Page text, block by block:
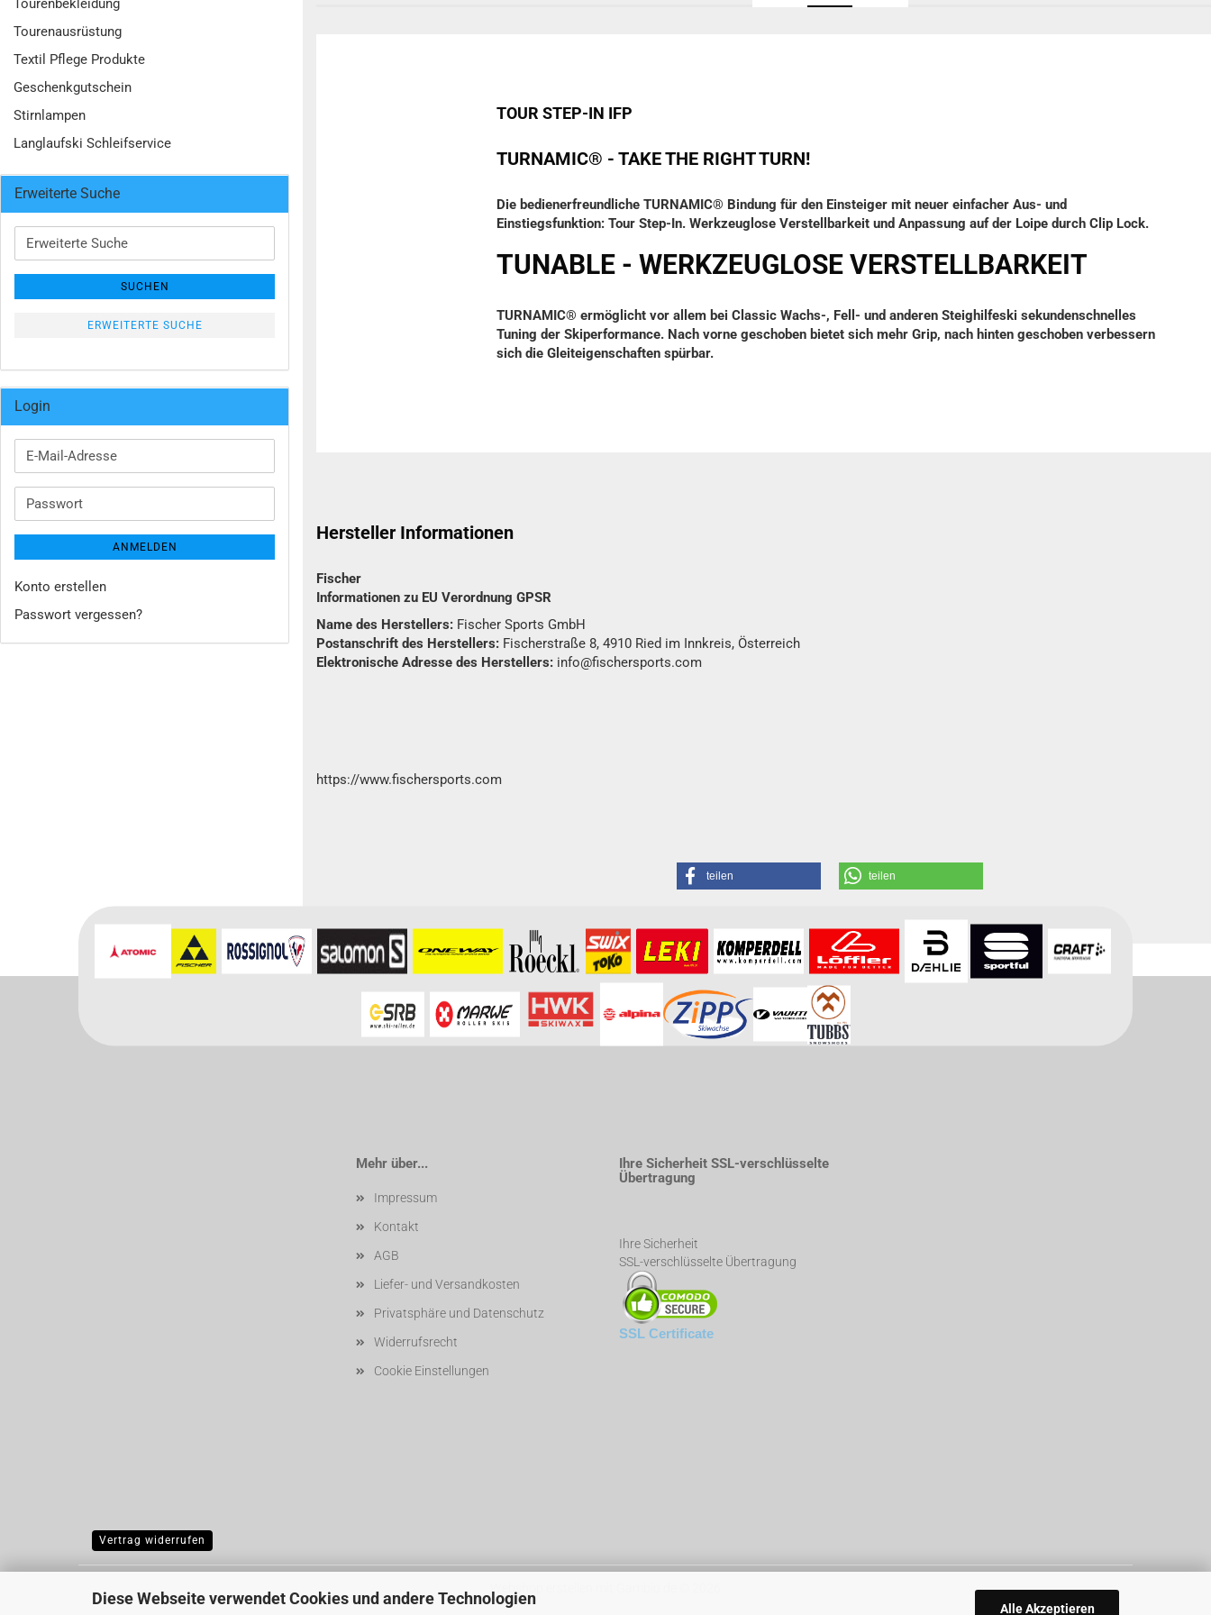
Diese Webseite verwendet Cookies und andere Technologien
Alle Akzeptieren
TOUR STEP-IN IFP
TURNAMIC® - TAKE THE RIGHT TURN!
Die bedienerfreundliche TURNAMIC® Bindung für den Einsteiger mit neuer einfacher Aus- und
Einstiegsfunktion: Tour Step-In. Werkzeuglose Verstellbarkeit und Anpassung auf der Loipe durch Clip Lock.
TUNABLE - WERKZEUGLOSE VERSTELLBARKEIT
TURNAMIC® ermöglicht vor allem bei Classic Wachs-, Fell- und anderen Steighilfeski sekundenschnelles
Tuning der Skiperformance. Nach vorne geschoben bietet sich mehr Grip, nach hinten geschoben verbessern
sich die Gleiteigenschaften spürbar.
Hersteller Informationen
Fischer
Informationen zu EU Verordnung GPSR
Name des Herstellers: Fischer Sports GmbH
Postanschrift des Herstellers: Fischerstraße 8, 4910 Ried im Innkreis, Österreich
Elektronische Adresse des Herstellers: info@fischersports.com
https://www.fischersports.com
teilen teilen
Für weitere Informationen besuchen Sie bitte dieHomepagezu diesem Artikel.
Tourenbekleidung
Tourenausrüstung
Textil Pflege Produkte
Geschenkgutschein
Stirnlampen
Langlaufski Schleifservice
Erweiterte Suche
Erweiterte
Suche
SUCHEN
ERWEITERTE SUCHE
Login
E-
Mail-
Passwort
ANMELDEN
Konto erstellen
Passwort vergessen?
Mehr über...
Impressum
Kontakt
AGB
Liefer- und Versandkosten
Privatsphäre und Datenschutz
Widerrufsrecht
Cookie Einstellungen
Ihre Sicherheit SSL-verschlüsselte
Übertragung
Ihre Sicherheit
SSL-verschlüsselte Übertragung
SSL Certificate
Vertrag widerrufen